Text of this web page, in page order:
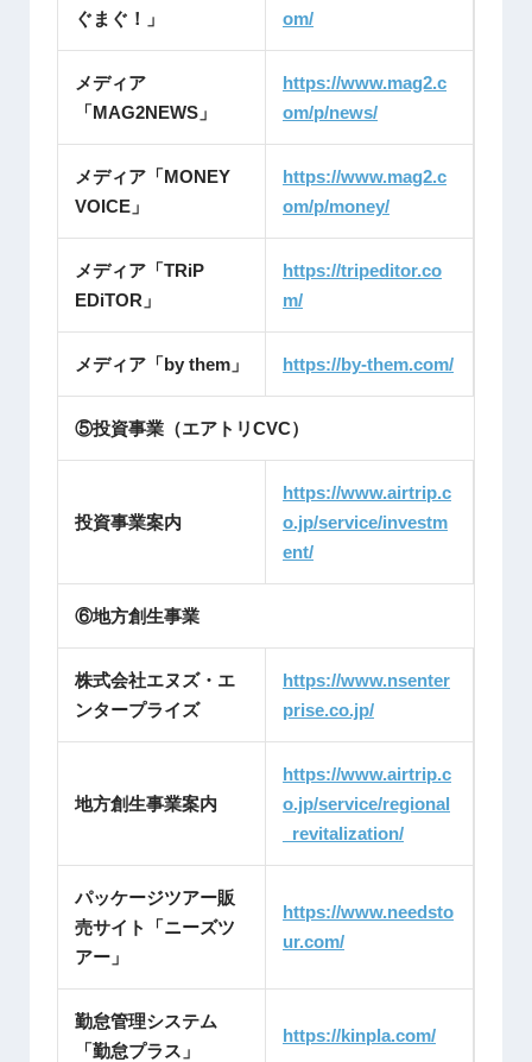
ぐまぐ！」
om/
メディア
「MAG2NEWS」
https://www.mag2.c
om/p/news/
メディア「MONEY
VOICE」
https://www.mag2.c
om/p/money/
メディア「TRiP
EDiTOR」
https://tripeditor.co
m/
メディア「by them」 https://by-them.com/
⑤投資事業（エアトリCVC）
投資事業案内
https://www.airtrip.c
o.jp/service/investm
ent/
⑥地方創生事業
株式会社エヌズ・エ
ンタープライズ
https://www.nsenter
prise.co.jp/
地方創生事業案内
https://www.airtrip.c
o.jp/service/regional
_revitalization/
パッケージツアー販
売サイト「ニーズツ
アー」
https://www.needsto
ur.com/
勤怠管理システム
「勤怠プラス」
https://kinpla.com/